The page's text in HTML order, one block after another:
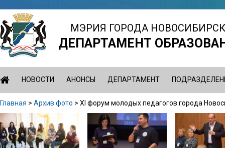
Jump
to
navigation
МЭРИЯ ГОРОДА
ДЕПАРТАМЕНТ
НОВОСТИ АНОНСЫ ДЕПАРТАМЕНТ
Вы
здесь
Главная > Архив фото > XI форум молодых педагогов города
Back
to
top